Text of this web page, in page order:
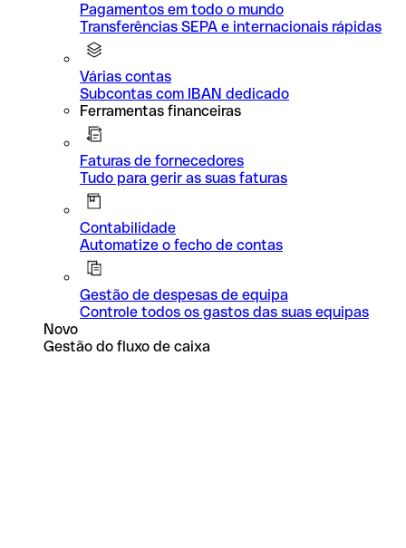
Pagamentos em todo o mundo
Transferências SEPA e internacionais rápidas
Várias contas
Subcontas com IBAN dedicado
Ferramentas financeiras
Faturas de fornecedores
Tudo para gerir as suas faturas
Contabilidade
Automatize o fecho de contas
Gestão de despesas de equipa
Controle todos os gastos das suas equipas
Novo
Gestão do fluxo de caixa